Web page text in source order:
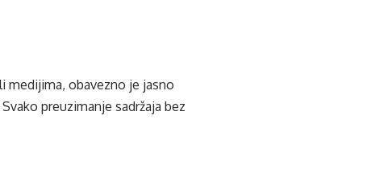
medijima, obavezno je jasno
Svako preuzimanje sadržaja bez